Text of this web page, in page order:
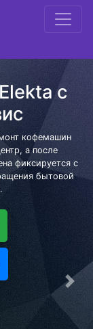
с
кофемашин
а после
фиксируется с
бытовой